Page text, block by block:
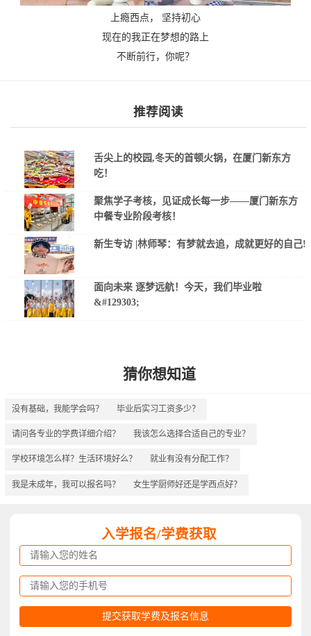
上瘾西点， 坚持初心
现在的我正在梦想的路上
不断前行，你呢？
推荐阅读
舌尖上的校园,冬天的首顿火锅，在厦门新东方
吃！
聚焦学子考核，见证成长每一步——厦门新东方
中餐专业阶段考核！
新生专访 |林师琴：有梦就去追，成就更好的自己!
面向未来 逐梦远航！今天，我们毕业啦
&#129303;
猜你想知道
没有基础，我能学会吗？ 毕业后实习工资多少？
请问各专业的学费详细介绍？ 我该怎么选择合适自己的专业？
学校环境怎么样？生活环境好么？ 就业有没有分配工作？
我是未成年，我可以报名吗？ 女生学厨师好还是学西点好？
入学报名/学费获取